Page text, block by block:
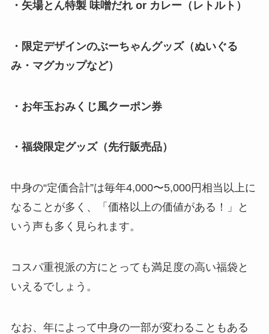
・矢場とん特製 味噌だれ or カレー（レトルト）
・限定デザインのぶーちゃんグッズ（ぬいぐる
み・マグカップなど）
・お年玉おみくじ風クーポン券
・福袋限定グッズ（先行販売品）
中身の“定価合計”は毎年4,000〜5,000円相当以上に
なることが多く、「価格以上の価値がある！」と
いう声も多く見られます。
コスパ重視派の方にとっても満足度の高い福袋と
いえるでしょう。
なお、年によって中身の一部が変わることもある